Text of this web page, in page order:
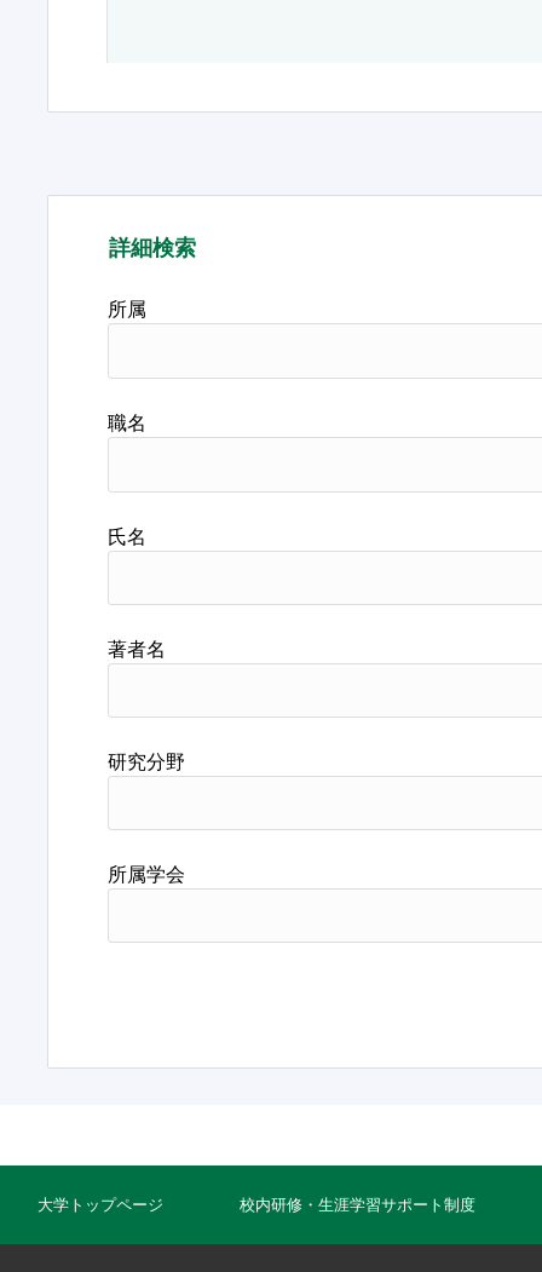
詳細検索
所属
職名
氏名
著者名
研究分野
所属学会
大学トップページ 校内研修・生涯学習サポート制度